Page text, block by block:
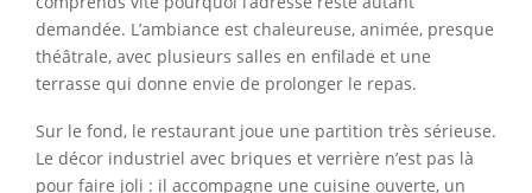
demandée. L’ambiance est chaleureuse, animée, presque
théâtrale, avec plusieurs salles en enfilade et une
terrasse qui donne envie de prolonger le repas.
Sur le fond, le restaurant joue une partition très sérieuse.
Le décor industriel avec briques et verrière n’est pas là
pour faire joli : il accompagne une cuisine ouverte, un